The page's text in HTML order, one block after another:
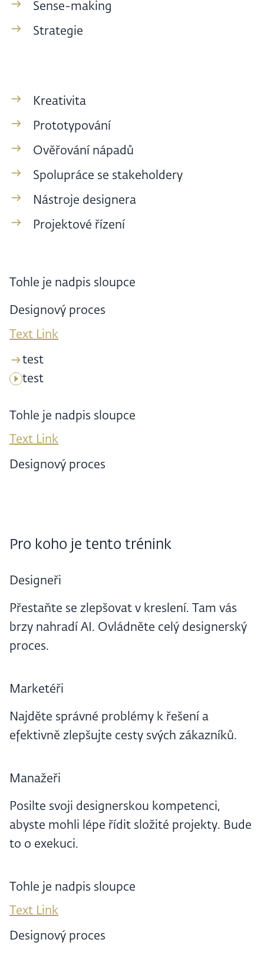
Sense-making
Strategie
Kreativita
Prototypování
Ověřování nápadů
Spolupráce se stakeholdery
Nástroje designera
Projektové řízení
Tohle je nadpis sloupce
Designový proces
Text Link
test
test
Tohle je nadpis sloupce
Text Link
Designový proces
Pro koho je tento trénink
Designeři
Přestaňte se zlepšovat v kreslení. Tam vás
brzy nahradí AI. Ovládněte celý designerský
proces.
Marketéři
Najděte správné problémy k řešení a
efektivně zlepšujte cesty svých zákazníků.
Manažeři
Posilte svoji designerskou kompetenci,
abyste mohli lépe řídit složité projekty. Bude
to o exekuci.
Tohle je nadpis sloupce
Text Link
Designový proces